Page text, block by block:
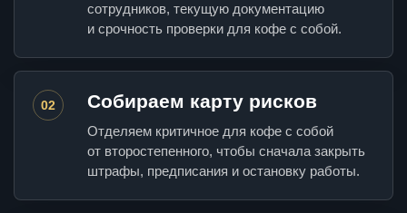
сотрудников, текущую документацию
и срочность проверки для кофе с собой.
02 Собираем карту рисков
Отделяем критичное для кофе с собой
от второстепенного, чтобы сначала закрыть
штрафы, предписания и остановку работы.